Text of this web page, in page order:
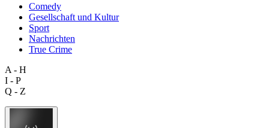
Comedy
Gesellschaft und Kultur
Sport
Nachrichten
True Crime
A - H
I - P
Q - Z